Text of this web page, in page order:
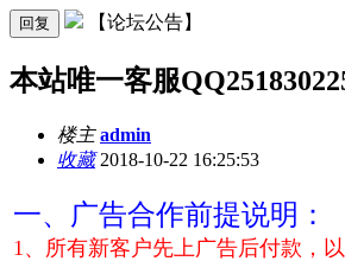
回复 【论坛公告】
本站唯一客服
楼主 admin
收藏2018-10-22 16:25:53
一、广告合作前提说明：
1、所有新客户先上广告后付款，